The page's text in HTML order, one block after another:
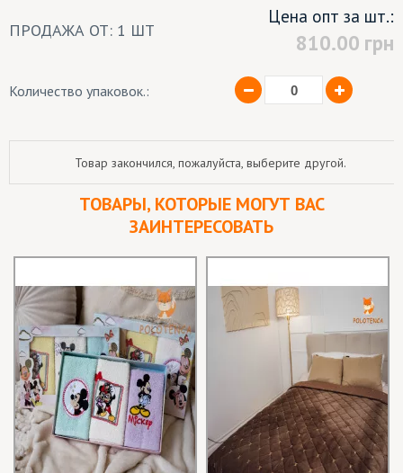
ПРОДАЖА ОТ: 1 ШТ
Цена опт за шт.:
810.00 грн
Количество упаковок.:
Товар закончился, пожалуйста, выберите другой.
ТОВАРЫ, КОТОРЫЕ МОГУТ ВАС
ЗАИНТЕРЕСОВАТЬ